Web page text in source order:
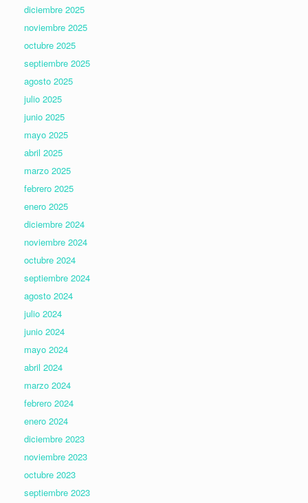
diciembre 2025
noviembre 2025
octubre 2025
septiembre 2025
agosto 2025
julio 2025
junio 2025
mayo 2025
abril 2025
marzo 2025
febrero 2025
enero 2025
diciembre 2024
noviembre 2024
octubre 2024
septiembre 2024
agosto 2024
julio 2024
junio 2024
mayo 2024
abril 2024
marzo 2024
febrero 2024
enero 2024
diciembre 2023
noviembre 2023
octubre 2023
septiembre 2023